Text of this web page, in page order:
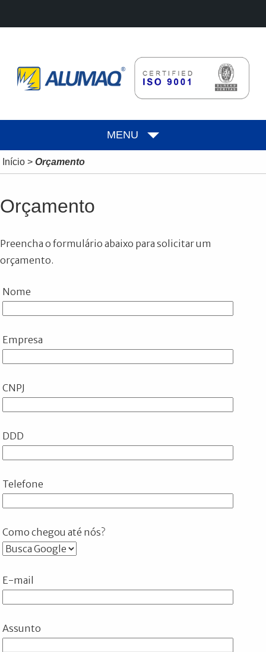
MENU
Início> Orçamento
Orçamento
Preencha o formulário abaixo para solicitar um
orçamento.
Nome
Empresa
CNPJ
DDD
Telefone
Como chegou até nós?
E-mail
Assunto